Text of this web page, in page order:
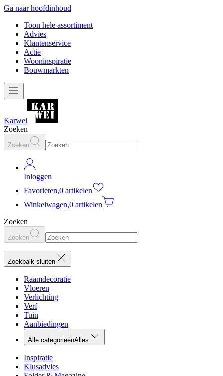
Ga naar hoofdinhoud
Toon hele assortiment
Advies
Klantenservice
Actie
Wooninspiratie
Bouwmarkten
Karwei
Zoeken
Zoeken
Inloggen
Favorieten,0 artikelen
Winkelwagen,0 artikelen
Zoeken
Zoeken
Zoekbalk sluiten
Raamdecoratie
Vloeren
Verlichting
Verf
Tuin
Aanbiedingen
Alle categorieënAlles
Inspiratie
Klusadvies